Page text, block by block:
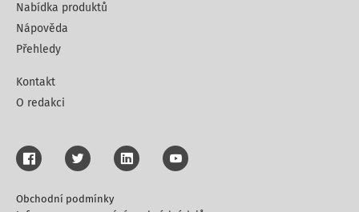
Nabídka produktů
Nápověda
Přehledy
Kontakt
O redakci
Obchodní podmínky